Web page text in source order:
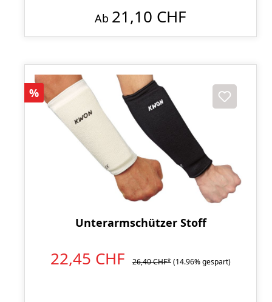
Ab 21,10 CHF
Rabatt
%
Unterarmschützer Stoff
22,45 CHF 26,40 CHF*(14.96% gespart)